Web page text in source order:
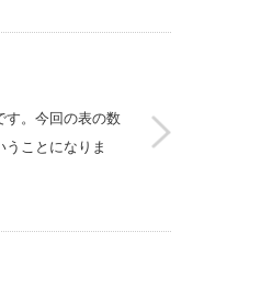
す。今回の表の数
ことになりま